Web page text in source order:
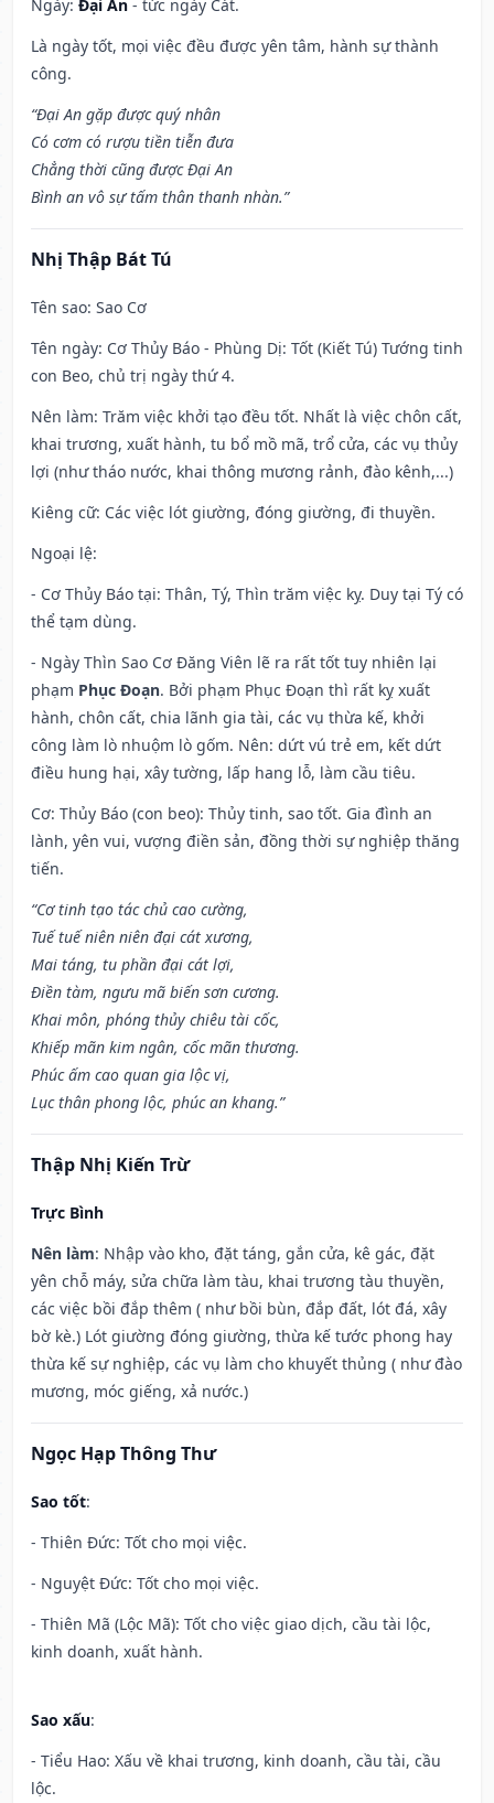
Ngày: Đại An - tức ngày Cát.
Là ngày tốt, mọi việc đều được yên tâm, hành sự thành
công.
“Đại An gặp được quý nhân
Có cơm có rượu tiền tiễn đưa
Chẳng thời cũng được Đại An
Bình an vô sự tấm thân thanh nhàn.”
Nhị Thập Bát Tú
Tên sao: Sao Cơ
Tên ngày: Cơ Thủy Báo - Phùng Dị: Tốt (Kiết Tú) Tướng tinh
con Beo, chủ trị ngày thứ 4.
Nên làm: Trăm việc khởi tạo đều tốt. Nhất là việc chôn cất,
khai trương, xuất hành, tu bổ mồ mã, trổ cửa, các vụ thủy
lợi (như tháo nước, khai thông mương rảnh, đào kênh,...)
Kiêng cữ: Các việc lót giường, đóng giường, đi thuyền.
Ngoại lệ:
- Cơ Thủy Báo tại: Thân, Tý, Thìn trăm việc kỵ. Duy tại Tý có
thể tạm dùng.
- Ngày Thìn Sao Cơ Đăng Viên lẽ ra rất tốt tuy nhiên lại
phạm Phục Đoạn. Bởi phạm Phục Đoạn thì rất kỵ xuất
hành, chôn cất, chia lãnh gia tài, các vụ thừa kế, khởi
công làm lò nhuộm lò gốm. Nên: dứt vú trẻ em, kết dứt
điều hung hại, xây tường, lấp hang lỗ, làm cầu tiêu.
Cơ: Thủy Báo (con beo): Thủy tinh, sao tốt. Gia đình an
lành, yên vui, vượng điền sản, đồng thời sự nghiệp thăng
tiến.
“Cơ tinh tạo tác chủ cao cường,
Tuế tuế niên niên đại cát xương,
Mai táng, tu phần đại cát lợi,
Điền tàm, ngưu mã biến sơn cương.
Khai môn, phóng thủy chiêu tài cốc,
Khiếp mãn kim ngân, cốc mãn thương.
Phúc ấm cao quan gia lộc vị,
Lục thân phong lộc, phúc an khang.”
Thập Nhị Kiến Trừ
Trực Bình
Nên làm: Nhập vào kho, đặt táng, gắn cửa, kê gác, đặt
yên chỗ máy, sửa chữa làm tàu, khai trương tàu thuyền,
các việc bồi đắp thêm ( như bồi bùn, đắp đất, lót đá, xây
bờ kè.) Lót giường đóng giường, thừa kế tước phong hay
thừa kế sự nghiệp, các vụ làm cho khuyết thủng ( như đào
mương, móc giếng, xả nước.)
Ngọc Hạp Thông Thư
Sao tốt:
- Thiên Đức: Tốt cho mọi việc.
- Nguyệt Đức: Tốt cho mọi việc.
- Thiên Mã (Lộc Mã): Tốt cho việc giao dịch, cầu tài lộc,
kinh doanh, xuất hành.
Sao xấu:
- Tiểu Hao: Xấu về khai trương, kinh doanh, cầu tài, cầu
lộc.